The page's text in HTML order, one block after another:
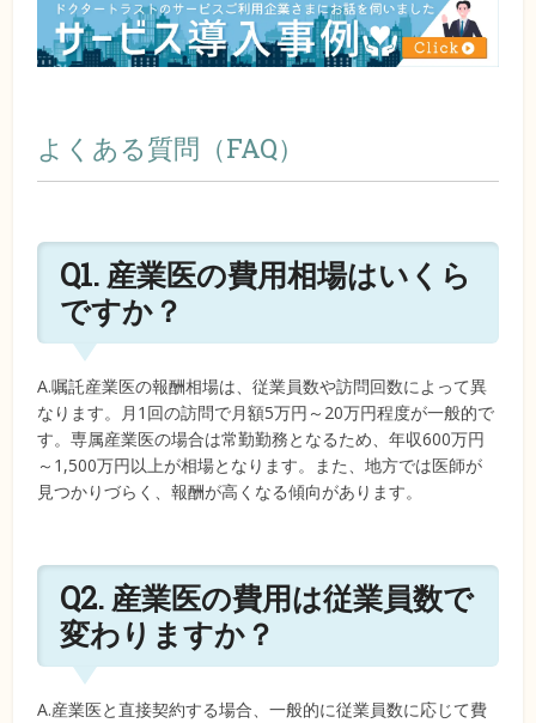
よくある質問（FAQ）
Q1. 産業医の費用相場はいくら
ですか？
A.嘱託産業医の報酬相場は、従業員数や訪問回数によって異
なります。月1回の訪問で月額5万円～20万円程度が一般的で
す。専属産業医の場合は常勤勤務となるため、年収600万円
～1,500万円以上が相場となります。また、地方では医師が
見つかりづらく、報酬が高くなる傾向があります。
Q2. 産業医の費用は従業員数で
変わりますか？
A.産業医と直接契約する場合、一般的に従業員数に応じて費